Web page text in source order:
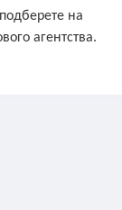
на
агентства.